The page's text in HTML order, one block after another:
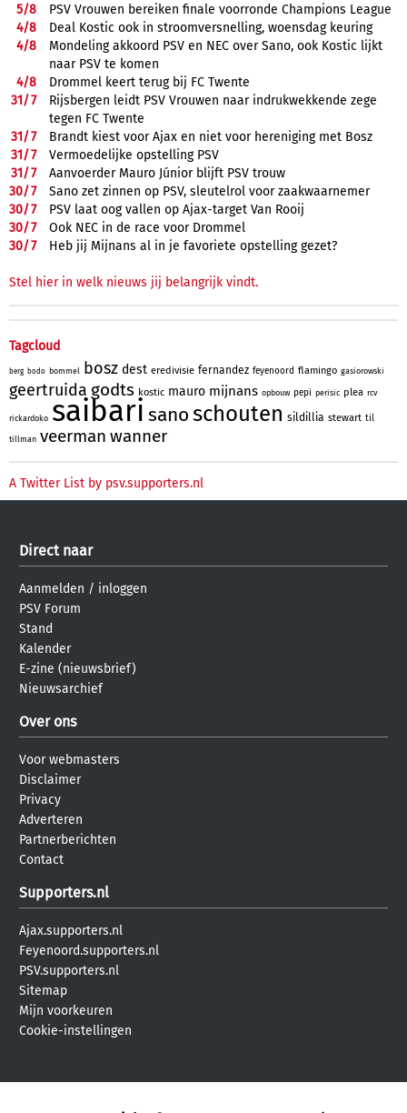
5/8
PSV Vrouwen bereiken finale voorronde Champions League
4/8
Deal Kostic ook in stroomversnelling, woensdag keuring
4/8
Mondeling akkoord PSV en NEC over Sano, ook Kostic lijkt
naar PSV te komen
4/8
Drommel keert terug bij FC Twente
31/7
Rijsbergen leidt PSV Vrouwen naar indrukwekkende zege
tegen FC Twente
31/7
Brandt kiest voor Ajax en niet voor hereniging met Bosz
31/7
Vermoedelijke opstelling PSV
31/7
Aanvoerder Mauro Júnior blijft PSV trouw
30/7
Sano zet zinnen op PSV, sleutelrol voor zaakwaarnemer
30/7
PSV laat oog vallen op Ajax-target Van Rooij
30/7
Ook NEC in de race voor Drommel
30/7 Heb jij Mijnans al in je favoriete opstelling gezet?
Stel hier in welk nieuws jij belangrijk vindt.
Tagcloud
berg bodo bommel bosz dest eredivisie fernandez feyenoord flamingo gasiorowski
geertruida godts kostic mauro mijnans opbouw pepi perisic plea rcv
rickardoko saibari sanoschouten sildillia stewart til
tillman veerman wanner
A Twitter List by psv.supporters.nl
Direct naar
Aanmelden / inloggen
PSV Forum
Stand
Kalender
E-zine (nieuwsbrief)
Nieuwsarchief
Over ons
Voor webmasters
Disclaimer
Privacy
Adverteren
Partnerberichten
Contact
Supporters.nl
Ajax.supporters.nl
Feyenoord.supporters.nl
PSV.supporters.nl
Sitemap
Mijn voorkeuren
Cookie-instellingen